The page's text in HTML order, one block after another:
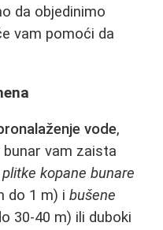
da objedinimo
vam pomoći da
vode,
vam zaista
plitke kopane bunare
do 1 m) i bušene
30-40 m) ili duboki